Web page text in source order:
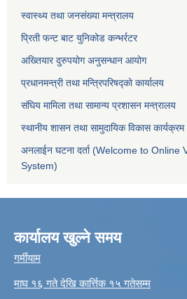
स्वास्थ्य तथा जनसंख्या मन्त्रालय
प्रिती फन्ट बाट युनिकोड कन्भर्रटर
अख्तियार दुरुपयोग अनुसन्धान आयोग
प्रधानमन्त्री तथा मन्त्रिपरिषद्को कार्यालय
संघिय मामिला तथा सामान्य प्रशासन मन्त्रालय
स्थानीय शासन तथा सामुदायिक विकास
अनलाईन घटना दर्ता (Welcome to
System)
कार्यालय खुल्ने समय
गर्मीयाम
माघ १६ गते देखि कार्त्तिक १५ गतेसम्म